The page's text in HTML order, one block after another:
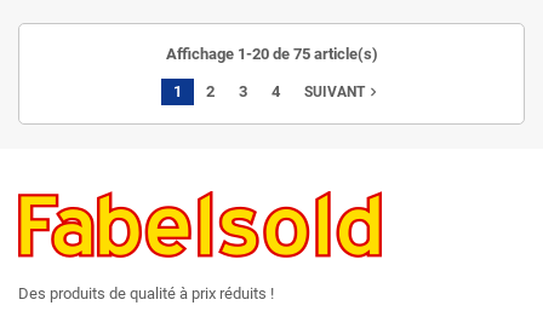
Affichage 1-20 de 75 article(s)
1 2 3 4 SUIVANTnavigate_next
Des produits de qualité à prix réduits !